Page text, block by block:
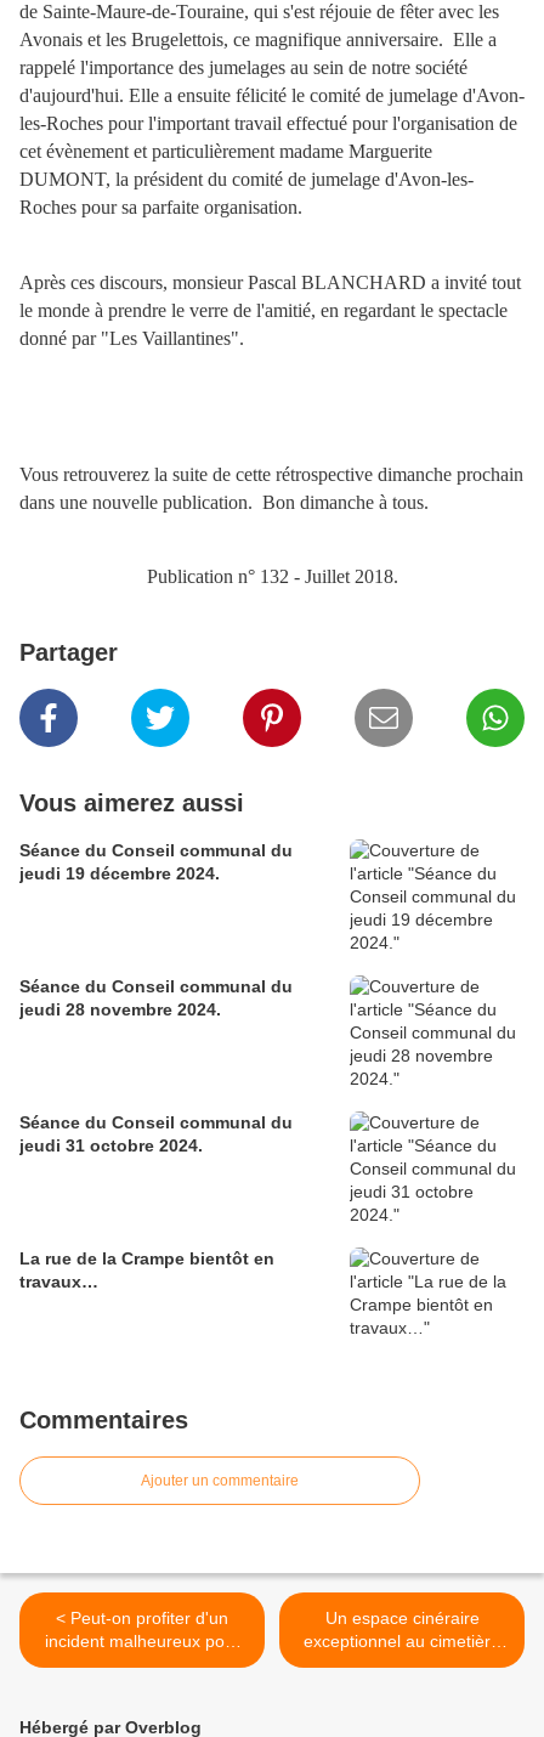
de Sainte-Maure-de-Touraine, qui s'est réjouie de fêter avec les
Avonais et les Brugelettois, ce magnifique anniversaire. Elle a
rappelé l'importance des jumelages au sein de notre société
d'aujourd'hui. Elle a ensuite félicité le comité de jumelage d'Avon-
les-Roches pour l'important travail effectué pour l'organisation de
cet évènement et particulièrement madame Marguerite
DUMONT, la président du comité de jumelage d'Avon-les-
Roches pour sa parfaite organisation.
Après ces discours, monsieur Pascal BLANCHARD a invité tout
le monde à prendre le verre de l'amitié, en regardant le spectacle
donné par "Les Vaillantines".
Vous retrouverez la suite de cette rétrospective dimanche prochain
dans une nouvelle publication. Bon dimanche à tous.
Publication n° 132 - Juillet 2018.
Partager
Vous aimerez aussi
Séance du Conseil communal du
jeudi 19 décembre 2024.
Séance du Conseil communal du
jeudi 28 novembre 2024.
Séance du Conseil communal du
jeudi 31 octobre 2024.
La rue de la Crampe bientôt en
travaux…
Commentaires
Ajouter un commentaire
< Peut-on profiter d'un
incident malheureux pour
se donner de la visibilité
Un espace cinéraire
exceptionnel au cimetière
de Brugelette. >
Hébergé par Overblog